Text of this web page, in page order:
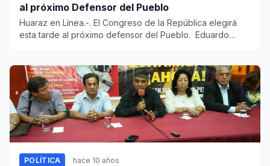
al próximo Defensor del Pueblo
Huaraz en Línea.-. El Congreso de la República elegirá
esta tarde al próximo defensor del Pueblo. Eduardo
POLÍTICA hace 10 años